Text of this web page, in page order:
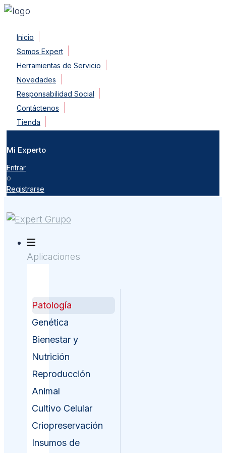
content
Inicio
Somos Expert
Herramientas de Servicio
Novedades
Responsabilidad Social
Contáctenos
Tienda
Mi Experto
Entrar
o
Registrarse
Aplicaciones
Patología
Genética
Bienestar y
Nutrición
Reproducción
Animal
Cultivo Celular
Criopreservación
Insumos de